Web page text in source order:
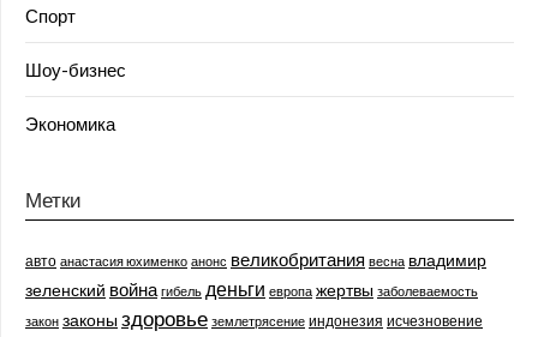
Спорт
Шоу-бизнес
Экономика
Метки
авто анастасия юхименко анонс великобритания весна владимир
зеленский война гибель деньги европа жертвы заболеваемость
закон законыздоровье землетрясение индонезия исчезновение